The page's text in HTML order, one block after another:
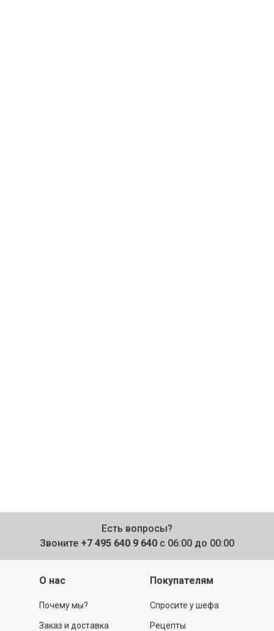
Есть вопросы?
Звоните +7 495 640 9 640 с 06:00 до 00:00
О нас
Почему мы?
Заказ и доставка
Покупателям
Спросите у шефа
Рецепты